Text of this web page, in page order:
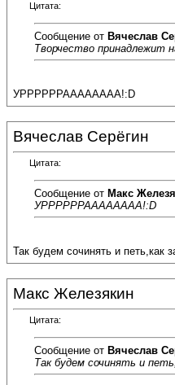
Цитата:
Сообщение от Вячеслав
Творчество принадлежит
УРРРРРРАААААААА!:D
Вячеслав Серёгин
Цитата:
Сообщение от Макс
УРРРРРРАААААААА!:D
Так будем сочинять и петь,как
Макс Железякин
Цитата:
Сообщение от Вячеслав
Так будем сочинять и